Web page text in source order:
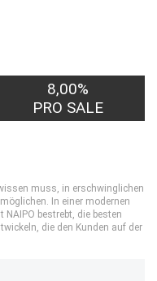
8,00%
PRO SALE
muss, in erschwinglichen
In einer modernen
bestrebt, die besten
die den Kunden auf der